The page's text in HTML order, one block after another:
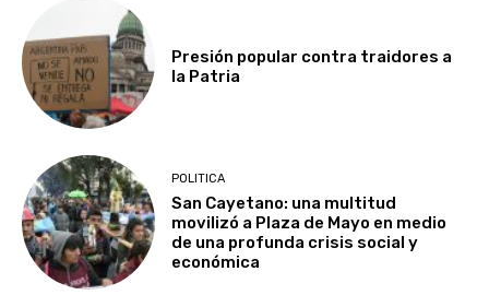
Presión popular contra traidores a
la Patria
POLITICA
San Cayetano: una multitud
movilizó a Plaza de Mayo en medio
de una profunda crisis social y
económica